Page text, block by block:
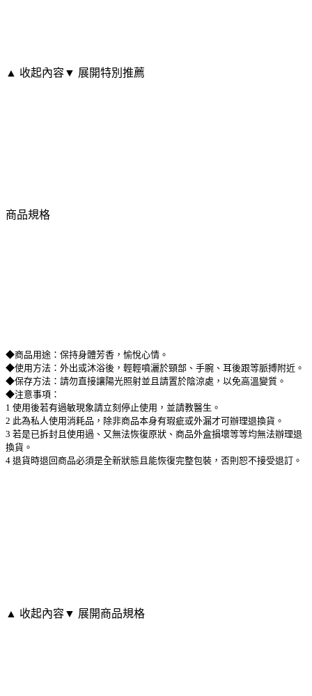
▲ 收起內容▼ 展開特別推薦
商品規格
◆商品用途：保持身體芳香，愉悅心情。
◆使用方法：外出或沐浴後，輕輕噴灑於頸部、手腕、耳後跟等脈搏附近。
◆保存方法：請勿直接讓陽光照射並且請置於陰涼處，以免高溫變質。
◆注意事項：
1 使用後若有過敏現象請立刻停止使用，並請教醫生。
2 此為私人使用消耗品，除非商品本身有瑕疵或外漏才可辦理退換貨。
3 若是已拆封且使用過、又無法恢復原狀、商品外盒損壞等等均無法辦理退
換貨。
4 退貨時退回商品必須是全新狀態且能恢復完整包裝，否則恕不接受退訂。
▲ 收起內容▼ 展開商品規格